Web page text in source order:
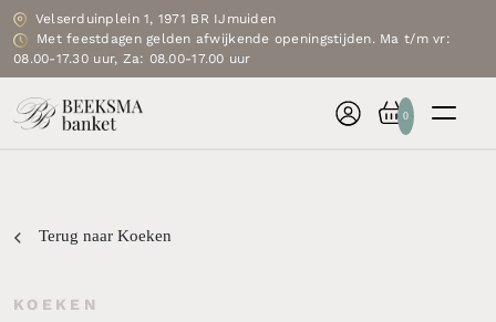
Velserduinplein 1, 1971 BR IJmuiden
Met feestdagen gelden afwijkende openingstijden. Ma t/m vr:
08.00-17.30 uur, Za: 08.00-17.00 uur
0
Terug naar Koeken
KOEKEN